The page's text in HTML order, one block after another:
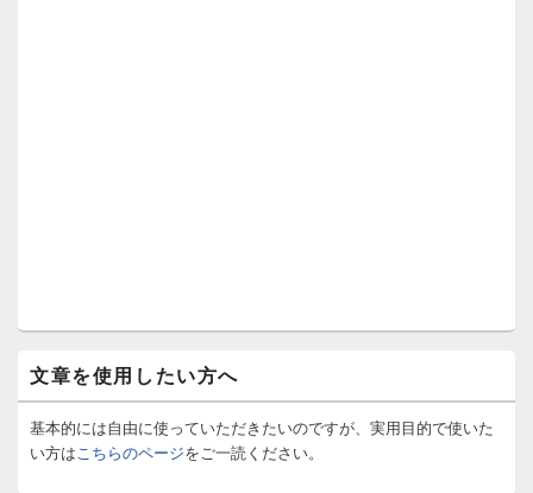
文章を使用したい方へ
基本的には自由に使っていただきたいのですが、実用目的で使いた
い方はこちらのページをご一読ください。